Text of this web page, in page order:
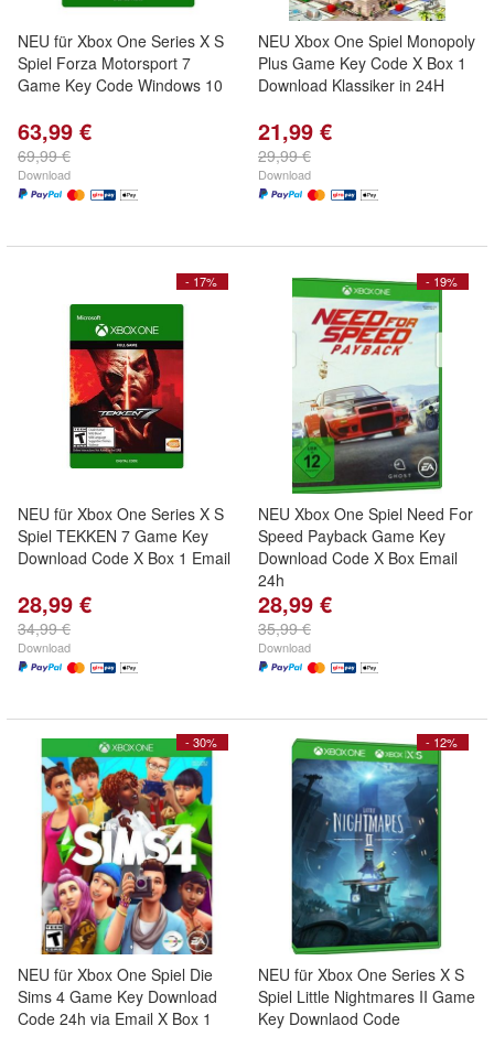
NEU für Xbox One Series X S
Spiel Forza Motorsport 7
Game Key Code Windows 10
63,99 €
69,99 €
Download
NEU Xbox One Spiel Monopoly
Plus Game Key Code X Box 1
Download Klassiker in 24H
21,99 €
29,99 €
Download
- 17%
NEU für Xbox One Series X S
Spiel TEKKEN 7 Game Key
Download Code X Box 1 Email
28,99 €
34,99 €
Download
- 19%
NEU Xbox One Spiel Need For
Speed Payback Game Key
Download Code X Box Email
24h
28,99 €
35,99 €
Download
- 30%
NEU für Xbox One Spiel Die
Sims 4 Game Key Download
Code 24h via Email X Box 1
- 12%
NEU für Xbox One Series X S
Spiel Little Nightmares II Game
Key Downlaod Code